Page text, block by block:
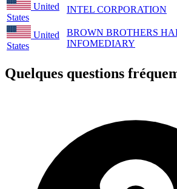
United
States
INTEL CORPORATION
United
States
BROWN BROTHERS
INFOMEDIARY
Quelques questions